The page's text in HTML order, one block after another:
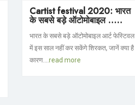
Cartist festival 2020: भारत
के सबसे बड़े ऑटोमोबाइल .....
भारत के सबसे बड़े ऑटोमोबाइल आर्ट फेस्टिवल
में इस साल नहीं कर सकेंगे शिरकत, जानें क्या है
कारण.... read more